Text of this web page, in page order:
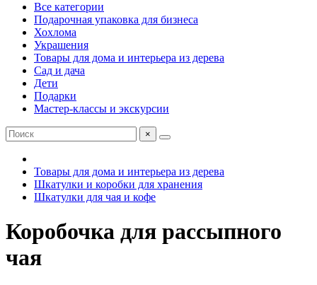
Все категории
Подарочная упаковка для бизнеса
Хохлома
Украшения
Товары для дома и интерьера из дерева
Сад и дача
Дети
Подарки
Мастер-классы и экскурсии
×
Товары для дома и интерьера из дерева
Шкатулки и коробки для хранения
Шкатулки для чая и кофе
Коробочка для рассыпного
чая